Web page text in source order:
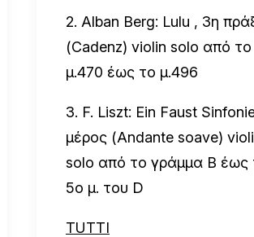
2. Alban Berg: Lulu , 3η
(Cadenz) violin solo από το
μ.470 έως το μ.496
3. F. Liszt: Ein Faust
μέρος (Andante soave)
solo από το γράμμα B έως
5ο μ. του D
ΤUTTI